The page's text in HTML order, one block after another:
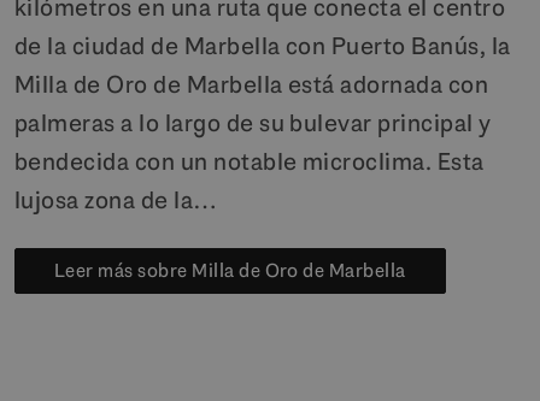
kilómetros en una ruta que conecta el centro
de la ciudad de Marbella con Puerto Banús, la
Milla de Oro de Marbella está adornada con
palmeras a lo largo de su bulevar principal y
bendecida con un notable microclima. Esta
lujosa zona de la…
Leer más sobre Milla de Oro de Marbella